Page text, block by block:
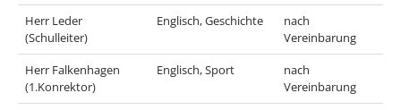
Herr Leder
(Schulleiter)
Englisch, Geschichte
nach
Vereinbarung
Herr Falkenhagen
(1.Konrektor)
Englisch, Sport
nach
Vereinbarung